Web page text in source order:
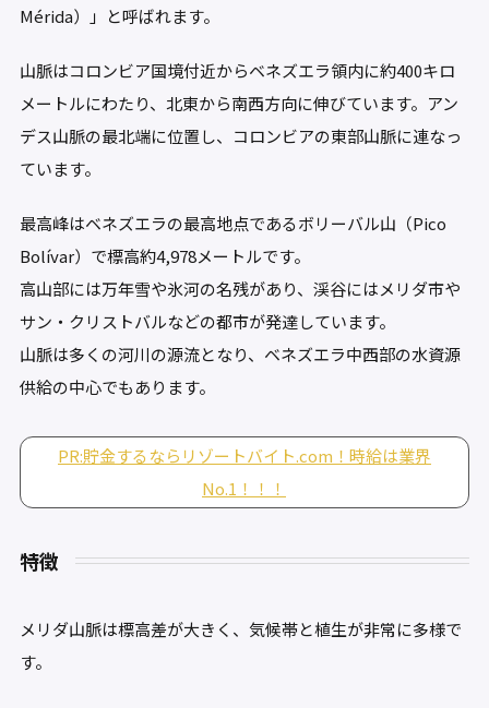
Mérida）」と呼ばれます。
山脈はコロンビア国境付近からベネズエラ領内に約400キロ
メートルにわたり、北東から南西方向に伸びています。アン
デス山脈の最北端に位置し、コロンビアの東部山脈に連なっ
ています。
最高峰はベネズエラの最高地点であるボリーバル山（Pico
Bolívar）で標高約4,978メートルです。
高山部には万年雪や氷河の名残があり、渓谷にはメリダ市や
サン・クリストバルなどの都市が発達しています。
山脈は多くの河川の源流となり、ベネズエラ中西部の水資源
供給の中心でもあります。
PR:貯金するならリゾートバイト.com！時給は業界
No.1！！！
特徴
メリダ山脈は標高差が大きく、気候帯と植生が非常に多様で
す。